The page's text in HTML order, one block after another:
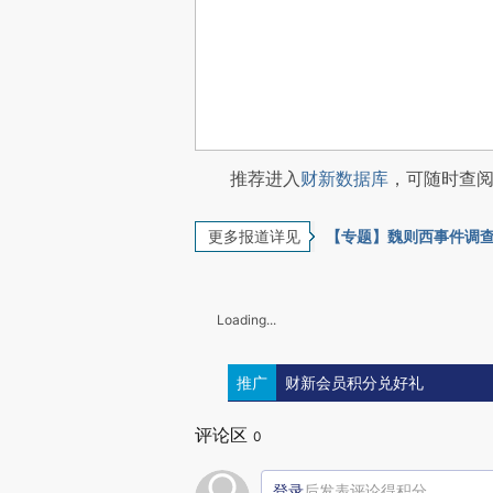
推荐进入财新数据库 ，可随时查
更多报道详见 【专题】魏则西事件调
Loading...
推广 财新会员积分兑好礼
评论区 0